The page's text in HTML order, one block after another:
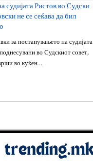
судијата Ристов во Судски
не се сеќава да бил
за постапувањето на судијата
во Судскиот совет,
во куќен…